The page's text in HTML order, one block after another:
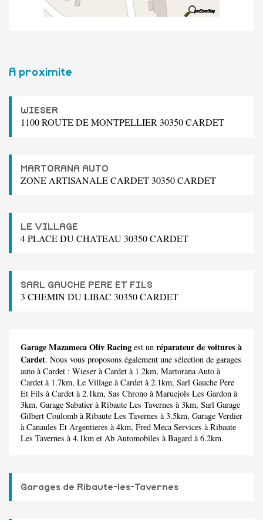
A proximite
WIESER
1100 ROUTE DE MONTPELLIER 30350 CARDET
MARTORANA AUTO
ZONE ARTISANALE CARDET 30350 CARDET
LE VILLAGE
4 PLACE DU CHATEAU 30350 CARDET
SARL GAUCHE PERE ET FILS
3 CHEMIN DU LIBAC 30350 CARDET
Garage Mazameca Oliv Racing est un réparateur de voitures à
Cardet. Nous vous proposons également une sélection de garages
auto à Cardet : Wieser à Cardet à 1.2km, Martorana Auto à
Cardet à 1.7km, Le Village à Cardet à 2.1km, Sarl Gauche Pere
Et Fils à Cardet à 2.1km, Sas Chrono à Maruejols Les Gardon à
3km, Garage Sabatier à Ribaute Les Tavernes à 3km, Sarl Garage
Gilbert Coulomb à Ribaute Les Tavernes à 3.5km, Garage Verdier
à Canaules Et Argentieres à 4km, Fred Meca Services à Ribaute
Les Tavernes à 4.1km et Ab Automobiles à Bagard à 6.2km.
Garages de Ribaute-les-Tavernes